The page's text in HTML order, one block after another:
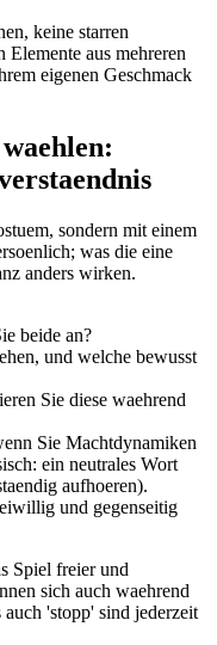
keine starren
aus mehreren
eigenen Geschmack
sondern mit einem
was die eine
anders wirken.
beide an?
und welche bewusst
Sie diese waehrend
Sie Machtdynamiken
ein neutrales Wort
aufhoeren).
und gegenseitig
Spiel freier und
sich auch waehrend
'stopp' sind jederzeit